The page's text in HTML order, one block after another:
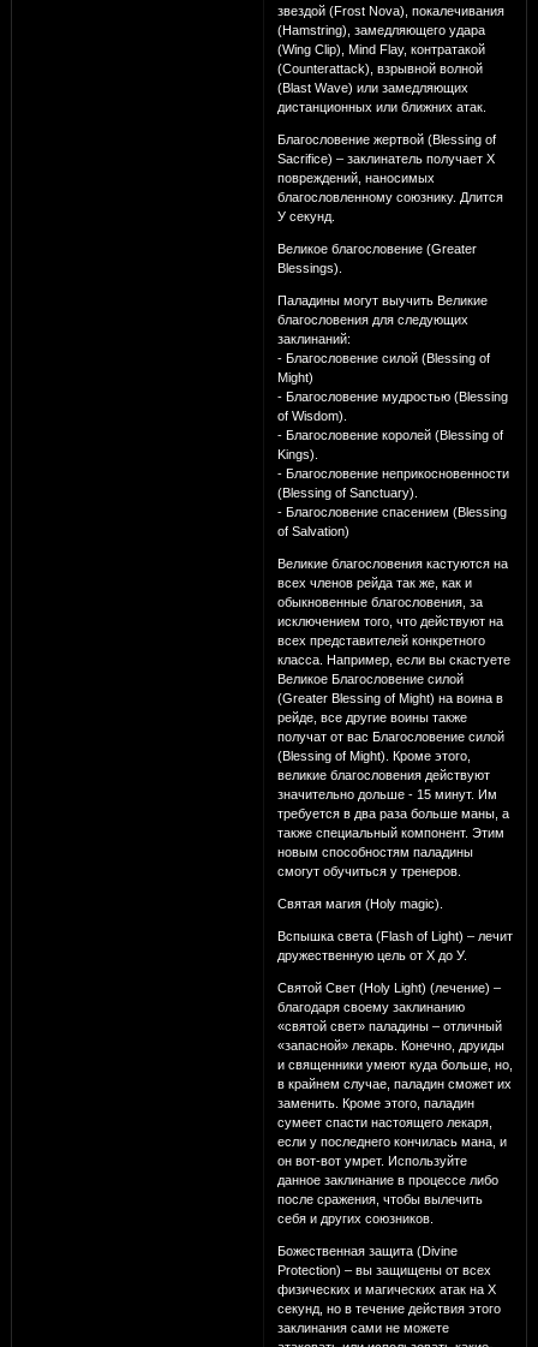
звездой (Frost Nova), покалечивания
(Hamstring), замедляющего удара
(Wing Clip), Mind Flay, контратакой
(Counterattack), взрывной волной
(Blast Wave) или замедляющих
дистанционных или ближних атак.
Благословение жертвой (Blessing of
Sacrifice) – заклинатель получает Х
повреждений, наносимых
благословленному союзнику. Длится
У секунд.
Великое благословение (Greater
Blessings).
Паладины могут выучить Великие
благословения для следующих
заклинаний:
- Благословение силой (Blessing of
Might)
- Благословение мудростью (Blessing
of Wisdom).
- Благословение королей (Blessing of
Kings).
- Благословение неприкосновенности
(Blessing of Sanctuary).
- Благословение спасением (Blessing
of Salvation)
Великие благословения кастуются на
всех членов рейда так же, как и
обыкновенные благословения, за
исключением того, что действуют на
всех представителей конкретного
класса. Например, если вы скастуете
Великое Благословение силой
(Greater Blessing of Might) на воина в
рейде, все другие воины также
получат от вас Благословение силой
(Blessing of Might). Кроме этого,
великие благословения действуют
значительно дольше - 15 минут. Им
требуется в два раза больше маны, а
также специальный компонент. Этим
новым способностям паладины
смогут обучиться у тренеров.
Святая магия (Holy magic).
Вспышка света (Flash of Light) – лечит
дружественную цель от Х до У.
Святой Свет (Holy Light) (лечение) –
благодаря своему заклинанию
«святой свет» паладины – отличный
«запасной» лекарь. Конечно, друиды
и священники умеют куда больше, но,
в крайнем случае, паладин сможет их
заменить. Кроме этого, паладин
сумеет спасти настоящего лекаря,
если у последнего кончилась мана, и
он вот-вот умрет. Используйте
данное заклинание в процессе либо
после сражения, чтобы вылечить
себя и других союзников.
Божественная защита (Divine
Protection) – вы защищены от всех
физических и магических атак на Х
секунд, но в течение действия этого
заклинания сами не можете